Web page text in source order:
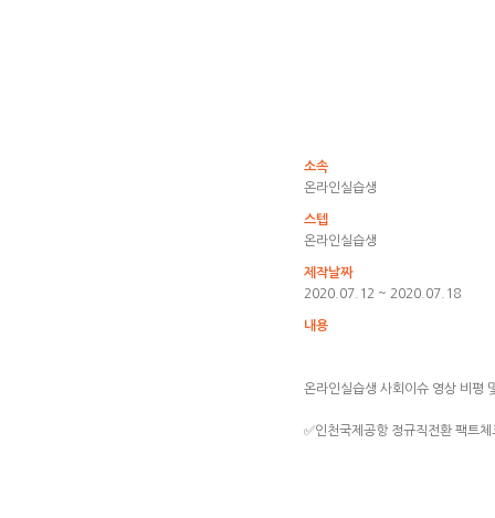
소속
온라인실습생
스텝
온라인실습생
제작날짜
2020.07.12 ~ 2020.07.18
내용
온라인실습생 사회이슈 영상 비평
✅인천국제공항 정규직전환 팩트체